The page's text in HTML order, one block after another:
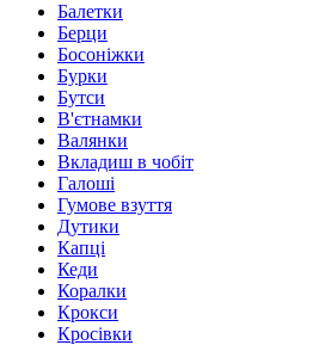
Балетки
Берци
Босоніжки
Бурки
Бутси
В'єтнамки
Валянки
Вкладиш в чобіт
Галоші
Гумове взуття
Дутики
Капці
Кеди
Коралки
Крокси
Кросівки